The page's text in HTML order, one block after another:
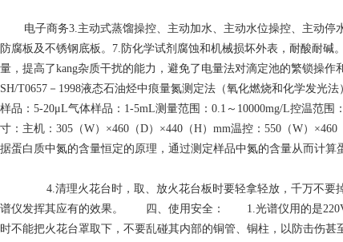
电子商务3.主动式蒸馏操控、主动加水、主动水位操控、主动
防腐板及不锈钢底板。7.防化学试剂腐蚀和机械损坏外表，耐酸耐
量，提高了kang杂质干扰的能力，避免了电量法对滴定池的繁锁操
SH/T0657－1998液态石油烃中痕量氮测定法（氧化燃烧和化学发光
样品：5-20μL气体样品：1-5mL测量范围：0.1～10000mg/L控温范
寸：主机：305（W）×460（D）×440（H）mm温控：550（W）
据蛋白质中氮的含量恒定的原理，通过测定样品中氮的含量从而计算
4.清理火花台时，取、放火花台板时要轻拿轻放，千万不要
谱仪发挥其应有的效果。 四、使用安全： 1.光谱仪用的是
时不能把火花台罩取下，不要乱碰其内部的铜管、铜柱，以防击